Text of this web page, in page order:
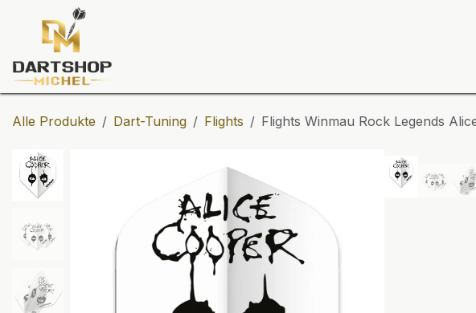
Zum Inhalt springen
Alle Produkte Dart-Tuning Flights Flights Winmau Rock Legends